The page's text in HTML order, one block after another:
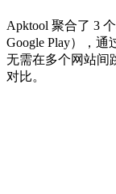
Apktool 聚合了 3
Google Play），通
无需在多个网站间
对比。